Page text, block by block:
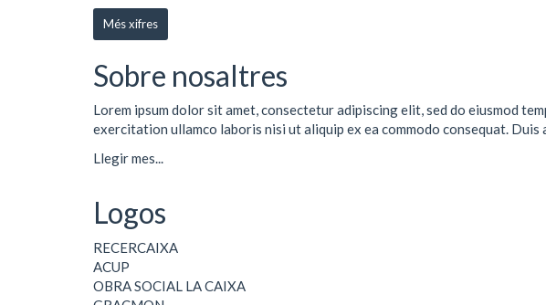
Més xifres
Sobre nosaltres
Lorem ipsum dolor sit amet, consectetur adipiscing elit, sed do eiusmod
exercitation ullamco laboris nisi ut aliquip ex ea commodo consequat.
Llegir mes...
Logos
RECERCAIXA
ACUP
OBRA SOCIAL LA CAIXA